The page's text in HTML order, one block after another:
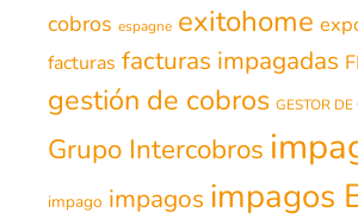
cobros espagne exitohome
facturas facturas impagadas
gestión de cobros GESTOR
Grupo Intercobros
impago impagos impagos